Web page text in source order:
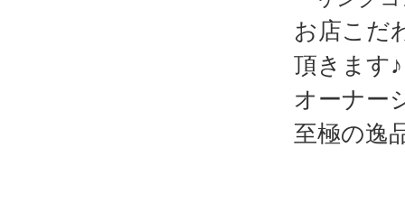
お店こだ
頂きます♪
オーナー
至極の逸